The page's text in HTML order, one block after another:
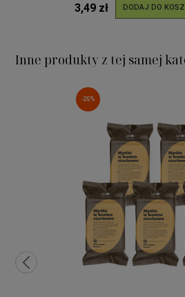
3,49 zł DODAJ DO
Inne produkty z tej samej
-25%